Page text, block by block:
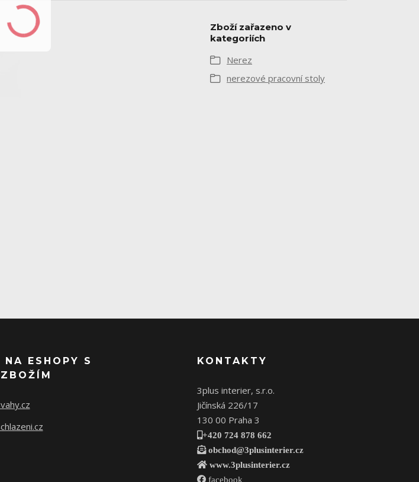
Zboží zařazeno v
kategoriích
Nerez
nerezové pracovní stoly
NA ESHOPY S
KONTAKTY
3plus interier, s.r.o.
Jičínská 226/17
130 00 Praha 3
+420 724 878 662
obchod@3plusinterier.cz
www.3plusinterier.cz
facebook